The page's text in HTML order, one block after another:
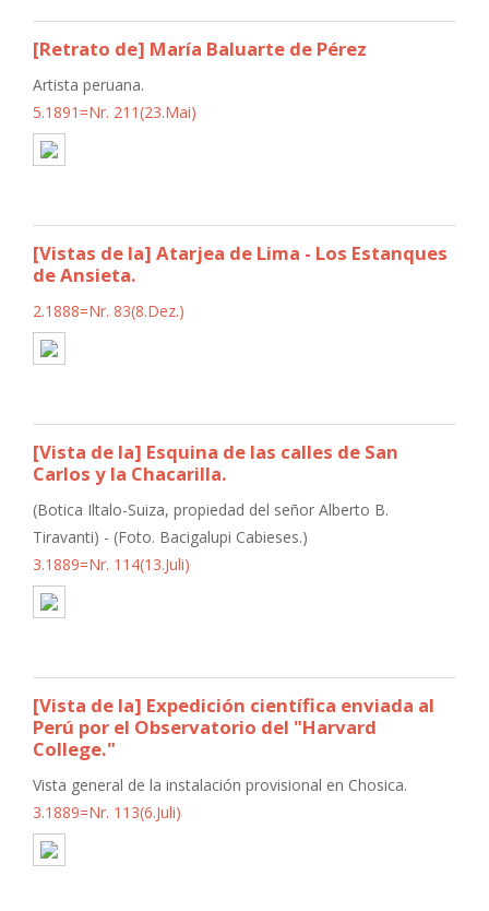
[Retrato de] María Baluarte de Pérez
Artista peruana.
5.1891=Nr. 211(23.Mai)
[Vistas de la] Atarjea de Lima - Los Estanques
de Ansieta.
2.1888=Nr. 83(8.Dez.)
[Vista de la] Esquina de las calles de San
Carlos y la Chacarilla.
(Botica Iltalo-Suiza, propiedad del señor Alberto B.
Tiravanti) - (Foto. Bacigalupi Cabieses.)
3.1889=Nr. 114(13.Juli)
[Vista de la] Expedición científica enviada al
Perú por el Observatorio del "Harvard
College."
Vista general de la instalación provisional en Chosica.
3.1889=Nr. 113(6.Juli)